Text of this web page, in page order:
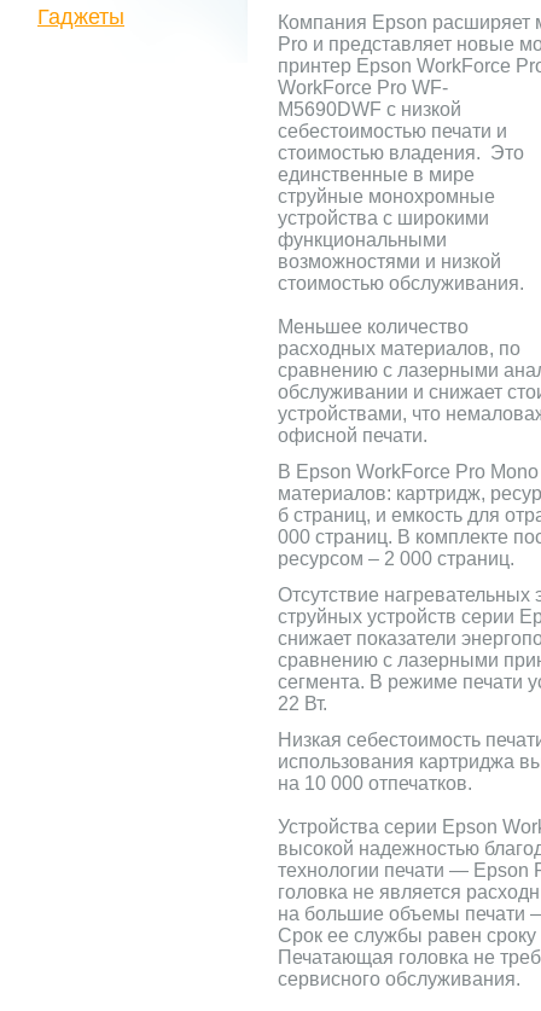
Компания Epson расширяет
Pro и представляет новые
принтер Epson WorkForce
WorkForce Pro WF-
M5690DWF с низкой
себестоимостью печати и
стоимостью владения. Это
единственные в мире
струйные монохромные
устройства с широкими
функциональными
возможностями и низкой
стоимостью обслуживания.
Меньшее количество
расходных материалов, по
сравнению с лазерными
обслуживании и снижает
устройствами, что
офисной печати.
В Epson WorkForce Pro
материалов: картридж,
б страниц, и емкость для
000 страниц. В комплекте
ресурсом – 2 000 страниц.
Отсутствие нагревательных
струйных устройств серии
снижает показатели
сравнению с лазерными
сегмента. В режиме печати
22 Вт.
Низкая себестоимость
использования картриджа
на 10 000 отпечатков.
Устройства серии Epson
высокой надежностью
технологии печати —
головка не является
на большие объемы печати
Срок ее службы равен
Печатающая головка не
сервисного обслуживания.
Гаджеты